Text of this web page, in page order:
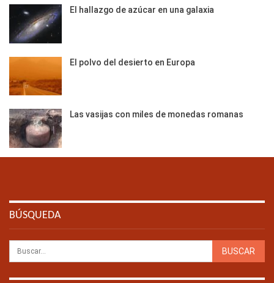
El hallazgo de azúcar en una galaxia
El polvo del desierto en Europa
Las vasijas con miles de monedas romanas
BÚSQUEDA